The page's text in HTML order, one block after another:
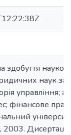
здобуття
наук за
управління;
фінансове
2003.